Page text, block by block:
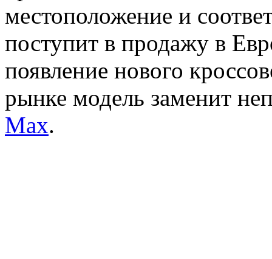
местоположение и
поступит в продажу в
появление нового
рынке модель заменит
Max.